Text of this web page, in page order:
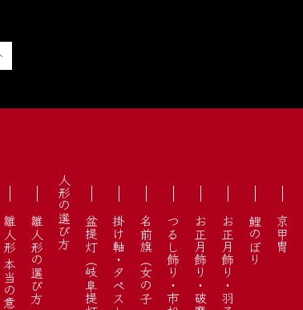
京甲冑
鯉のぼり
お正月飾り・羽子板
お正月飾り・破魔弓
つるし飾り・市松人形
盆提灯（岐阜提灯）
人形の選び方
雛人形の選び方
雛人形 本当の意味